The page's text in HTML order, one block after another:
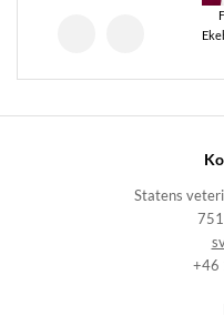
Statens
+46